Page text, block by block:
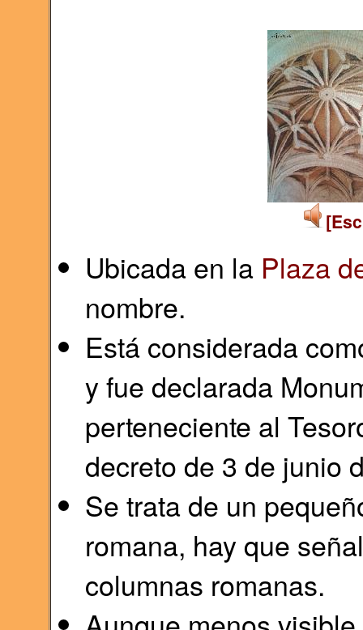
Ubicada en la Plaza
nombre.
Está considerada
y fue declarada
perteneciente al
decreto de 3 de junio
Se trata de un
romana, hay que
columnas romanas.